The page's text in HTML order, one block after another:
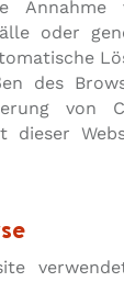
oder
des
von
dieser